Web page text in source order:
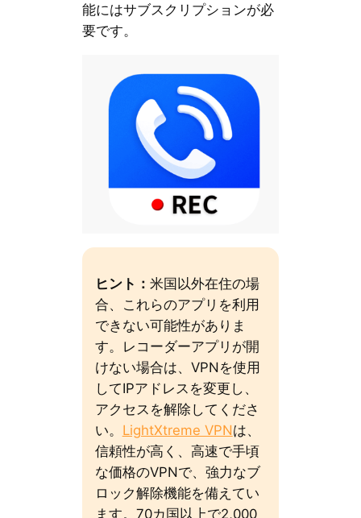
能にはサブスクリプションが必
要です。
ヒント： 米国以外在住の場
合、これらのアプリを利用
できない可能性がありま
す。レコーダーアプリが開
けない場合は、VPNを使用
してIPアドレスを変更し、
アクセスを解除してくださ
い。 LightXtreme VPNは、
信頼性が高く、高速で手頃
な価格のVPNで、強力なブ
ロック解除機能を備えてい
ます。70カ国以上で2,000